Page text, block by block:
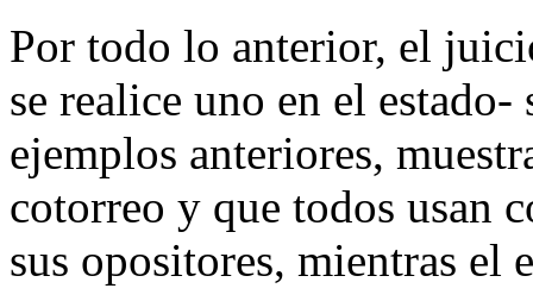
Por todo lo anterior, el
se realice uno en el
ejemplos anteriores,
cotorreo y que todos usan
sus opositores, mientras el